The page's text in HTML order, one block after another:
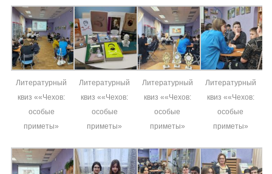
Литературный
квиз ««Чехов:
особые
приметы»
Литературный
квиз ««Чехов:
особые
приметы»
Литературный
квиз ««Чехов:
особые
приметы»
Литературный
квиз ««Чехов:
особые
приметы»